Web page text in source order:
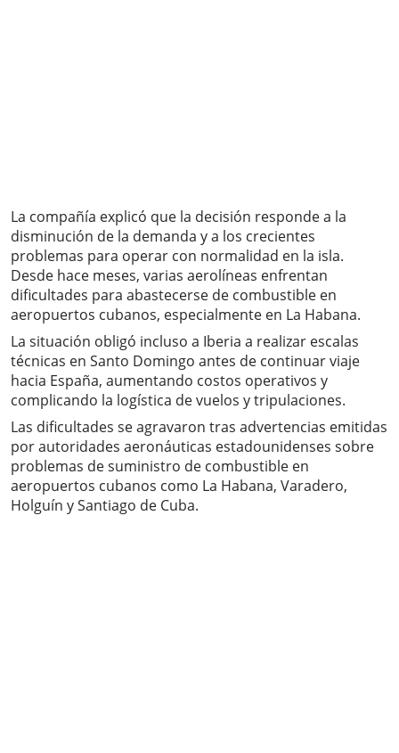
La compañía explicó que la decisión responde a la
disminución de la demanda y a los crecientes
problemas para operar con normalidad en la isla.
Desde hace meses, varias aerolíneas enfrentan
dificultades para abastecerse de combustible en
aeropuertos cubanos, especialmente en La Habana.
La situación obligó incluso a Iberia a realizar escalas
técnicas en Santo Domingo antes de continuar viaje
hacia España, aumentando costos operativos y
complicando la logística de vuelos y tripulaciones.
Las dificultades se agravaron tras advertencias emitidas
por autoridades aeronáuticas estadounidenses sobre
problemas de suministro de combustible en
aeropuertos cubanos como La Habana, Varadero,
Holguín y Santiago de Cuba.